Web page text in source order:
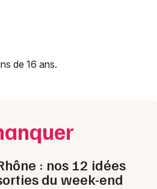
de 16 ans.
: nos 12 idées
du week-end